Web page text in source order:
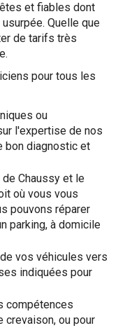
et fiables dont
Quelle que
de tarifs très
pour tous les
ou
l'expertise de nos
bon diagnostic et
Chaussy et le
où vous vous
pouvons réparer
parking, à domicile
vos véhicules vers
indiquées pour
compétences
ou pour